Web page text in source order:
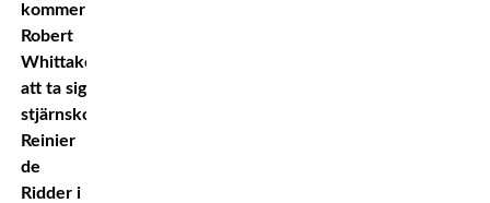
kommer
Robert
Whittaker
att ta sig
stjärnskottet
Reinier
de
Ridder i